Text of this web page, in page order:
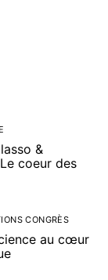
&
coeur des
CONGRÈS
au cœur